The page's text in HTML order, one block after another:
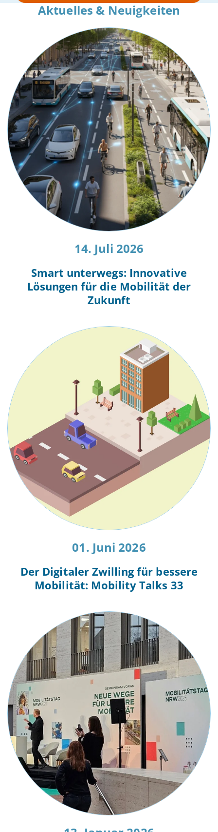
Aktuelles & Neuigkeiten
Smart unterwegs: Innovative
Lösungen für die Mobilität der
Zukunft
14. Juli 2026
Der Digitaler Zwilling für bessere
Mobilität: Mobility Talks 33
01. Juni 2026